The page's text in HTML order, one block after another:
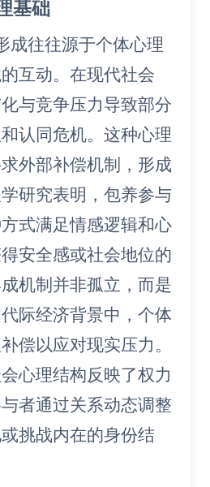
基础
成往往源于个体心理
互动。在现代社会
与竞争压力导致部分
认同危机。这种心理
外部补偿机制，形成
研究表明，包养参与
式满足情感逻辑和心
安全感或社会地位的
机制并非孤立，而是
际经济背景中，个体
偿以应对现实压力。
心理结构反映了权力
者通过关系动态调整
挑战内在的身份结